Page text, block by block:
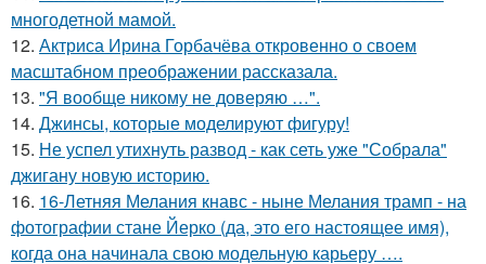
многодетной мамой.
12. Актриса Ирина Горбачёва откровенно о своем
масштабном преображении рассказала.
13. "Я вообще никому не доверяю …".
14. Джинсы, которые моделируют фигуру!
15. Не успел утихнуть развод - как сеть уже "Собрала"
джигану новую историю.
16. 16-Летняя Мелания кнавс - ныне Мелания трамп - на
фотографии стане Йерко (да, это его настоящее имя),
когда она начинала свою модельную карьеру ….